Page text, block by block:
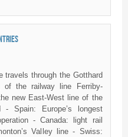
travels through the Gotthard
of the railway line
Ferriby-
new East-West line of the
- Spain: Europe’s longest
- Canada: light rail
Valley line - Swiss: